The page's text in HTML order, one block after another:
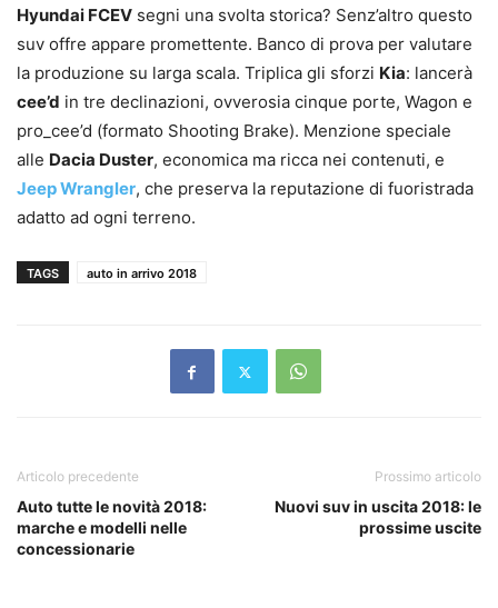
Hyundai FCEV segni una svolta storica? Senz’altro questo
suv offre appare promettente. Banco di prova per valutare
la produzione su larga scala. Triplica gli sforzi Kia: lancerà
cee’d in tre declinazioni, ovverosia cinque porte, Wagon e
pro_cee’d (formato Shooting Brake). Menzione speciale
alle Dacia Duster, economica ma ricca nei contenuti, e
Jeep Wrangler, che preserva la reputazione di fuoristrada
adatto ad ogni terreno.
TAGS auto in arrivo 2018
Articolo precedente
Auto tutte le novità 2018:
marche e modelli nelle
concessionarie
Prossimo articolo
Nuovi suv in uscita 2018: le
prossime uscite